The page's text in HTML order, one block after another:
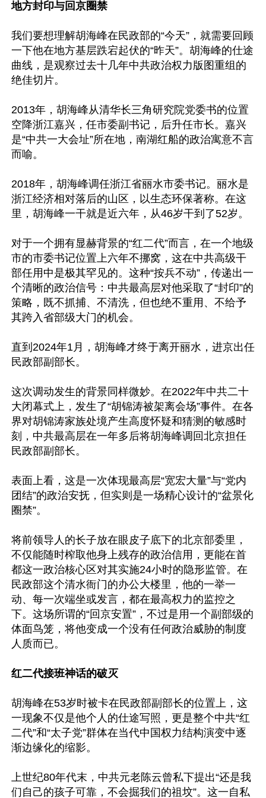
地方封印与回京圈禁
我们要想理解胡海峰在民政部的“今天”，就需要回顾
一下他在地方基层跌宕起伏的“昨天”。胡海峰的仕途
曲线，是观察过去十几年中共政治权力版图重组的
绝佳切片。
2013年，胡海峰从清华长三角研究院党委书的位置
空降浙江嘉兴，任市委副书记，后升任市长。嘉兴
是“中共一大会址”所在地，南湖红船的政治寓意不言
而喻。
2018年，胡海峰调任浙江省丽水市委书记。丽水是
浙江经济相对落后的山区，以生态环保著称。在这
里，胡海峰一干就是近六年，从46岁干到了52岁。
对于一个拥有显赫背景的“红二代”而言，在一个地级
市的市委书记位置上六年不挪窝，这在中共高级干
部任用中是极其罕见的。这种“按兵不动”，传递出一
个清晰的政治信号：中共最高层对他采取了“封印”的
策略，既不抓捕、不清洗，但也绝不重用、不给予
其跨入省部级大门的机会。
直到2024年1月，胡海峰才终于离开丽水，进京出任
民政部副部长。
这次调动发生的背景同样微妙。在2022年中共二十
大闭幕式上，发生了“胡锦涛被架离会场”事件。在各
界对胡锦涛家族处境产生高度怀疑和猜测的敏感时
刻，中共最高层在一年多后将胡海峰调回北京担任
民政部副部长。
表面上看，这是一次体现最高层“宽宏大量”与“党内
团结”的政治安抚，但实则是一场精心设计的“盆景化
圈禁”。
将前领导人的长子放在眼皮子底下的北京部委里，
不仅能随时榨取他身上残存的政治信用，更能在首
都这一政治核心区对其实施24小时的隐形监管。在
民政部这个清水衙门的办公大楼里，他的一举一
动、每一次端坐或发言，都在最高权力的监控之
下。这场所谓的“回京安置”，不过是用一个副部级的
体面鸟笼，将他变成一个没有任何政治威胁的制度
人质而已。
红二代接班神话的破灭
胡海峰在53岁时被卡在民政部副部长的位置上，这
一现象不仅是他个人的仕途写照，更是整个中共“红
二代”和“太子党”群体在当代中国权力结构演变中逐
渐边缘化的缩影。
上世纪80年代末，中共元老陈云曾私下提出“还是我
们自己的孩子可靠，不会掘我们的祖坟”。这一自私